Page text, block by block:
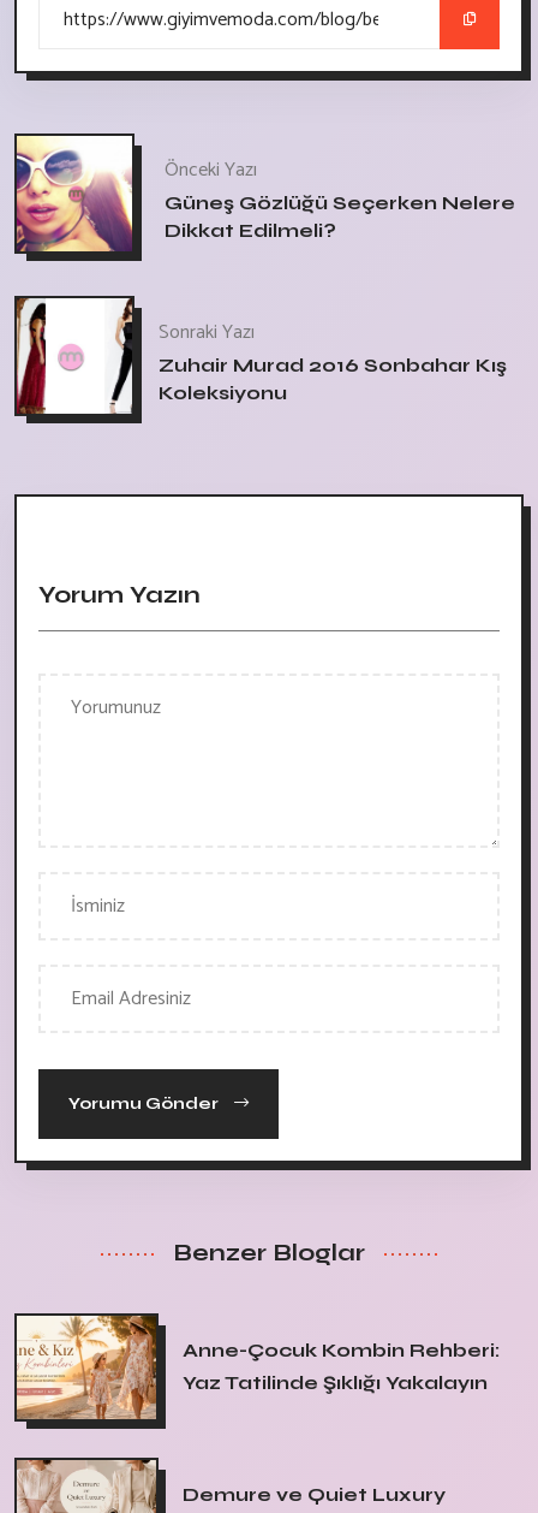
Önceki Yazı
Güneş Gözlüğü Seçerken Nelere
Dikkat Edilmeli?
Sonraki Yazı
Zuhair Murad 2016 Sonbahar Kış
Koleksiyonu
Yorum Yazın
Yorumu Gönder
Benzer Bloglar
Anne-Çocuk Kombin Rehberi:
Yaz Tatilinde Şıklığı Yakalayın
Demure ve Quiet Luxury